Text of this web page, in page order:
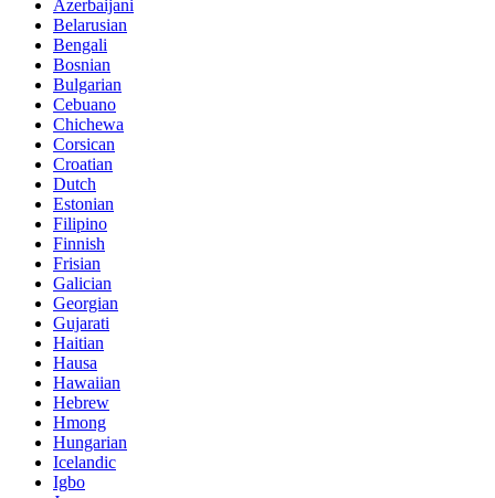
Azerbaijani
Belarusian
Bengali
Bosnian
Bulgarian
Cebuano
Chichewa
Corsican
Croatian
Dutch
Estonian
Filipino
Finnish
Frisian
Galician
Georgian
Gujarati
Haitian
Hausa
Hawaiian
Hebrew
Hmong
Hungarian
Icelandic
Igbo